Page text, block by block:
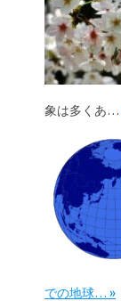
象は多くあ…
での地球… »